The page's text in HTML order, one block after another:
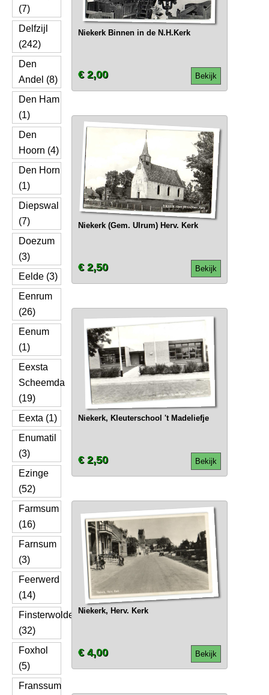
(7)
Delfzijl
(242)
Den
Andel (8)
Den Ham
(1)
Den
Hoorn (4)
Den Horn
(1)
Diepswal
(7)
Doezum
(3)
Eelde (3)
Eenrum
(26)
Eenum
(1)
Eexsta
Scheemda
(19)
Eexta (1)
Enumatil
(3)
Ezinge
(52)
Farmsum
(16)
Farnsum
(3)
Feerwerd
(14)
Finsterwolde
(32)
Foxhol
(5)
Franssum
Niekerk Binnen in de N.H.Kerk
Bekijk
€ 2,00
Niekerk (Gem. Ulrum) Herv. Kerk
Bekijk
€ 2,50
Niekerk, Kleuterschool 't Madeliefje
Bekijk
€ 2,50
Niekerk, Herv. Kerk
Bekijk
€ 4,00